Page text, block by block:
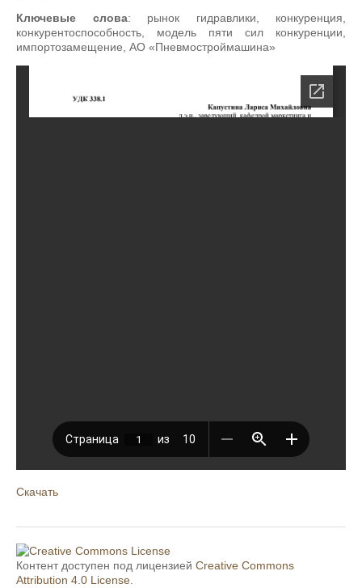
Ключевые слова: рынок гидравлики, конкуренция,
конкурентоспособность, модель пяти сил конкуренции,
импортозамещение, АО «Пневмостроймашина»
Скачать
Контент доступен под лицензией Creative Commons
Attribution 4.0 License.